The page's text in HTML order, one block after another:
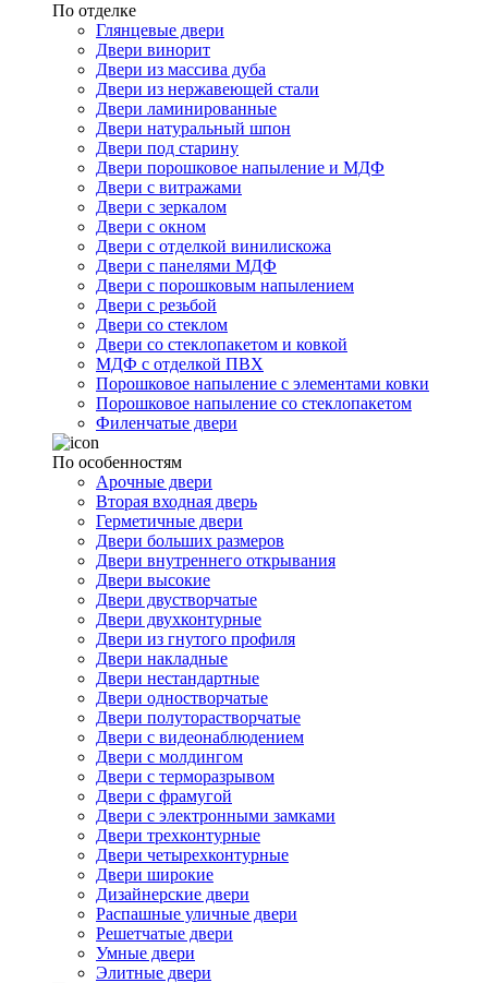
По отделке
Глянцевые двери
Двери винорит
Двери из массива дуба
Двери из нержавеющей стали
Двери ламинированные
Двери натуральный шпон
Двери под старину
Двери порошковое напыление и МДФ
Двери с витражами
Двери с зеркалом
Двери с окном
Двери с отделкой винилискожа
Двери с панелями МДФ
Двери с порошковым напылением
Двери с резьбой
Двери со стеклом
Двери со стеклопакетом и ковкой
МДФ с отделкой ПВХ
Порошковое напыление с элементами ковки
Порошковое напыление со стеклопакетом
Филенчатые двери
По особенностям
Арочные двери
Вторая входная дверь
Герметичные двери
Двери больших размеров
Двери внутреннего открывания
Двери высокие
Двери двустворчатые
Двери двухконтурные
Двери из гнутого профиля
Двери накладные
Двери нестандартные
Двери одностворчатые
Двери полуторастворчатые
Двери с видеонаблюдением
Двери с молдингом
Двери с терморазрывом
Двери с фрамугой
Двери с электронными замками
Двери трехконтурные
Двери четырехконтурные
Двери широкие
Дизайнерские двери
Распашные уличные двери
Решетчатые двери
Умные двери
Элитные двери